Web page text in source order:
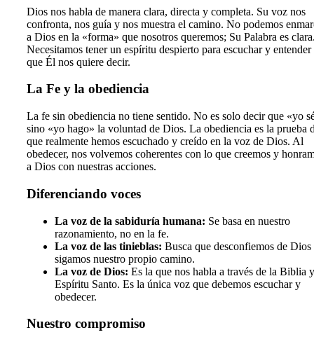
Dios nos habla de manera clara, directa y completa. Su voz nos
confronta, nos guía y nos muestra el camino. No podemos
a Dios en la «forma» que nosotros queremos; Su Palabra es
Necesitamos tener un espíritu despierto para escuchar y
que Él nos quiere decir.
La Fe y la obediencia
La fe sin obediencia no tiene sentido. No es solo decir que «yo
sino «yo hago» la voluntad de Dios. La obediencia es la prueba
que realmente hemos escuchado y creído en la voz de Dios. Al
obedecer, nos volvemos coherentes con lo que creemos y
a Dios con nuestras acciones.
Diferenciando voces
La voz de la sabiduría humana: Se basa en nuestro
razonamiento, no en la fe.
La voz de las tinieblas: Busca que desconfiemos de Dios
sigamos nuestro propio camino.
La voz de Dios: Es la que nos habla a través de la Biblia
Espíritu Santo. Es la única voz que debemos escuchar y
obedecer.
Nuestro compromiso